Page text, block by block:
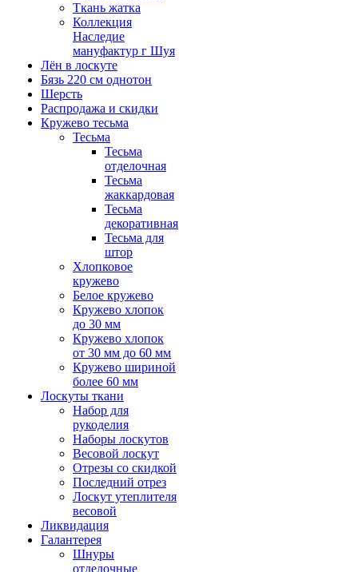
Ткань жатка
Коллекция
Наследие
мануфактур г Шуя
Лён в лоскуте
Бязь 220 см однотон
Шерсть
Распродажа и скидки
Кружево тесьма
Тесьма
Тесьма
отделочная
Тесьма
жаккардовая
Тесьма
декоративная
Тесьма для
штор
Хлопковое
кружево
Белое кружево
Кружево хлопок
до 30 мм
Кружево хлопок
от 30 мм до 60 мм
Кружево шириной
более 60 мм
Лоскуты ткани
Набор для
рукоделия
Наборы лоскутов
Весовой лоскут
Отрезы со скидкой
Последний отрез
Лоскут утеплителя
весовой
Ликвидация
Галантерея
Шнуры
отделочные